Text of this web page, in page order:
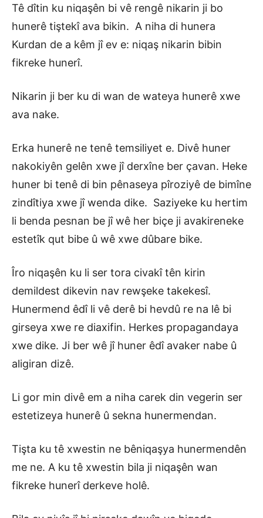
Tê dîtin ku niqaşên bi vê rengê nikarin ji bo
hunerê tiştekî ava bikin. A niha di hunera
Kurdan de a kêm jî ev e: niqaş nikarin bibin
fikreke hunerî.
Nikarin ji ber ku di wan de wateya hunerê xwe
ava nake.
Erka hunerê ne tenê temsiliyet e. Divê huner
nakokiyên gelên xwe jî derxîne ber çavan. Heke
huner bi tenê di bin pênaseya pîroziyê de bimîne
zindîtiya xwe jî wenda dike. Saziyeke ku hertim
li benda pesnan be jî wê her biçe ji avakireneke
estetîk qut bibe û wê xwe dûbare bike.
Îro niqaşên ku li ser tora civakî tên kirin
demildest dikevin nav rewşeke takekesî.
Hunermend êdî li vê derê bi hevdû re na lê bi
girseya xwe re diaxifin. Herkes propagandaya
xwe dike. Ji ber wê jî huner êdî avaker nabe û
aligiran dizê.
Li gor min divê em a niha carek din vegerin ser
estetizeya hunerê û sekna hunermendan.
Tişta ku tê xwestin ne bêniqaşya hunermendên
me ne. A ku tê xwestin bila ji niqaşên wan
fikreke hunerî derkeve holê.